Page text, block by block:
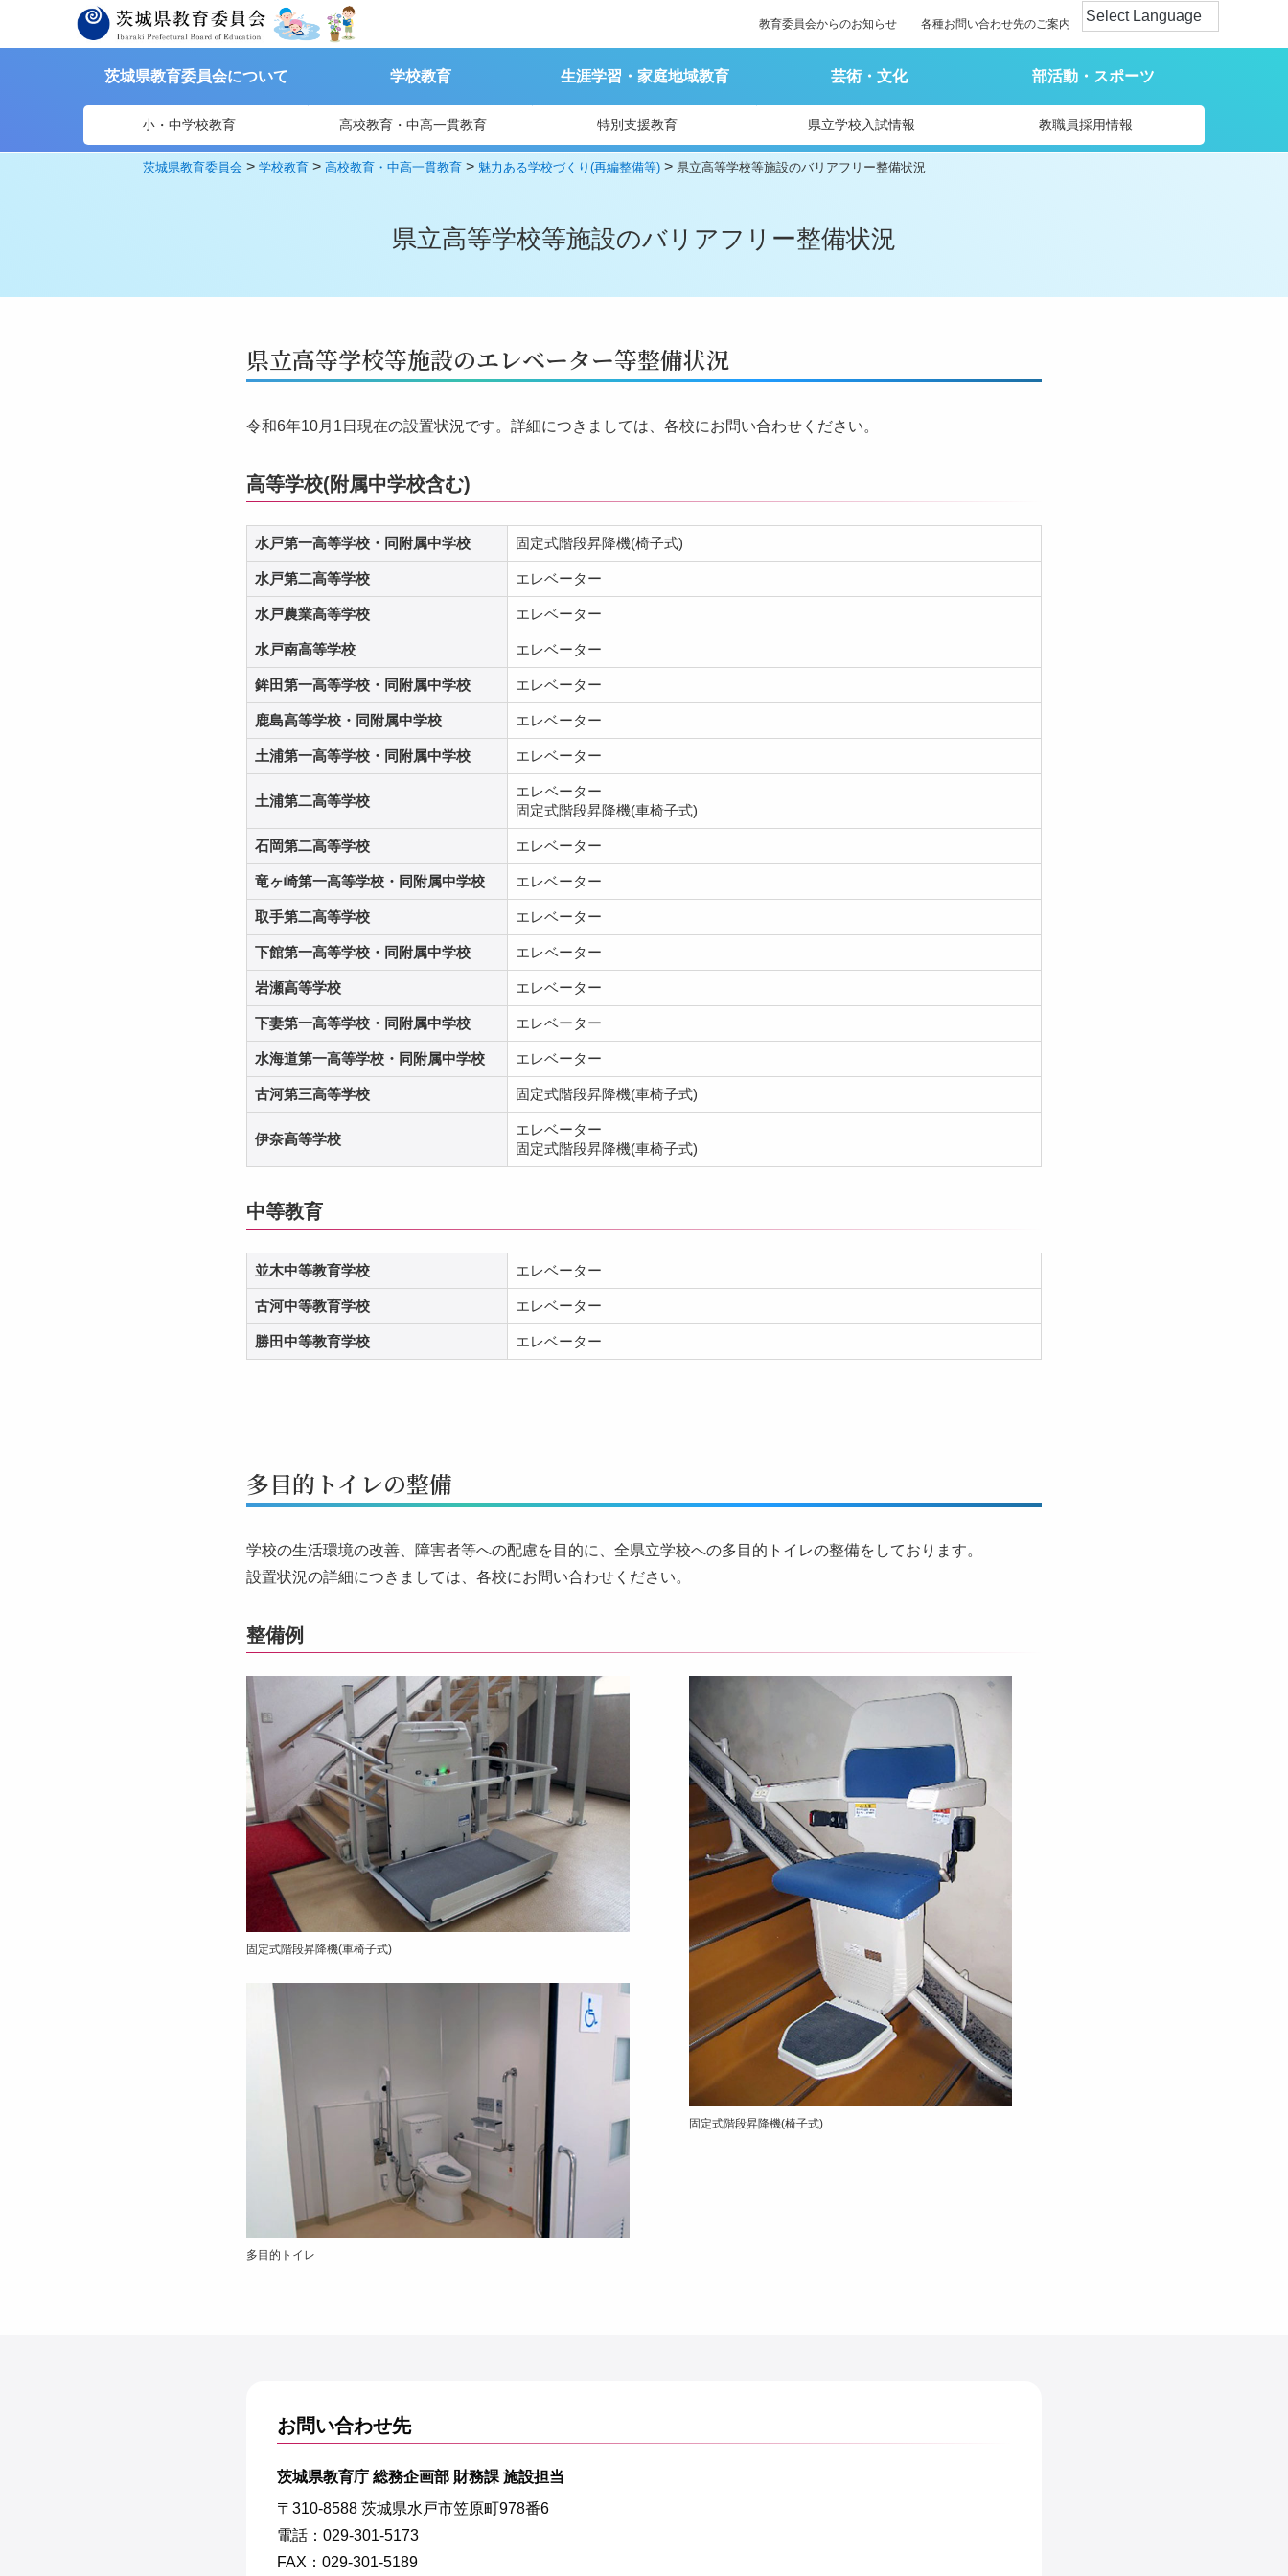
教育委員会からのお知らせ 各種お問い合わせ先のご案内
茨城県教育委員会について 学校教育 生涯学習・家庭地域教育 芸術・文化 部活動・スポーツ
小・中学校教育 高校教育・中高一貫教育 特別支援教育 県立学校入試情報 教職員採用情報
茨城県教育委員会 >学校教育 >高校教育・中高一貫教育 > 魅力ある学校づくり(再編整備等) > 県立高等学校等施設のバリアフリー整備状況
県立高等学校等施設のバリアフリー整備状況
県立高等学校等施設のエレベーター等整備状況
令和6年10月1日現在の設置状況です。詳細につきましては、各校にお問い合わせください。
高等学校(附属中学校含む)
水戸第一高等学校・同附属中学校 固定式階段昇降機(椅子式)
水戸第二高等学校 エレベーター
水戸農業高等学校 エレベーター
水戸南高等学校 エレベーター
鉾田第一高等学校・同附属中学校 エレベーター
鹿島高等学校・同附属中学校 エレベーター
土浦第一高等学校・同附属中学校 エレベーター
土浦第二高等学校
エレベーター
固定式階段昇降機(車椅子式)
石岡第二高等学校 エレベーター
竜ヶ崎第一高等学校・同附属中学校 エレベーター
取手第二高等学校 エレベーター
下館第一高等学校・同附属中学校 エレベーター
岩瀬高等学校 エレベーター
下妻第一高等学校・同附属中学校 エレベーター
水海道第一高等学校・同附属中学校 エレベーター
古河第三高等学校 固定式階段昇降機(車椅子式)
伊奈高等学校
エレベーター
固定式階段昇降機(車椅子式)
中等教育
並木中等教育学校 エレベーター
古河中等教育学校 エレベーター
勝田中等教育学校 エレベーター
多目的トイレの整備
学校の生活環境の改善、障害者等への配慮を目的に、全県立学校への多目的トイレの整備をしております。
設置状況の詳細につきましては、各校にお問い合わせください。
整備例
固定式階段昇降機(車椅子式)
多目的トイレ
固定式階段昇降機(椅子式)
お問い合わせ先
茨城県教育庁 総務企画部 財務課 施設担当
〒310-8588 茨城県水戸市笠原町978番6
電話：029-301-5173
FAX：029-301-5189